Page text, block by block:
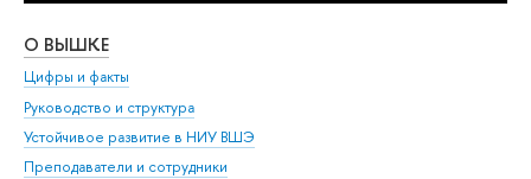
О ВЫШКЕ
Цифры и факты
Руководство и структура
Устойчивое развитие в НИУ ВШЭ
Преподаватели и сотрудники